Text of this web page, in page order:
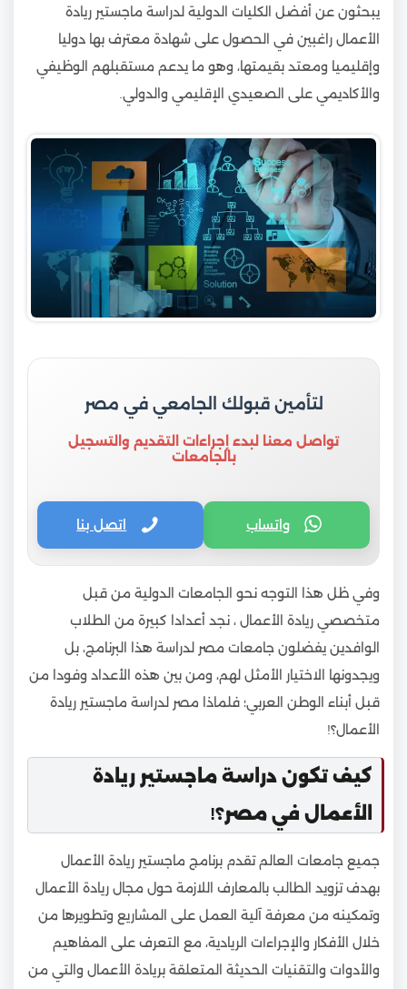
يبحثون عن أفضل الكليات الدولية لدراسة ماجستير ريادة
الأعمال راغبين في الحصول على شهادة معترف بها دوليا
وإقليميا ومعتد بقيمتها، وهو ما يدعم مستقبلهم الوظيفي
والأكاديمي على الصعيدي الإقليمي والدولي.
لتأمين قبولك الجامعي في مصر
تواصل معنا لبدء إجراءات التقديم والتسجيل
بالجامعات
واتساب اتصل بنا
وفي ظل هذا التوجه نحو الجامعات الدولية من قبل
متخصصي ريادة الأعمال ، نجد أعدادا كبيرة من الطلاب
الوافدين يفضلون جامعات مصر لدراسة هذا البرنامج، بل
ويجدونها الاختيار الأمثل لهم، ومن بين هذه الأعداد وفودا من
قبل أبناء الوطن العربي؛ فلماذا مصر لدراسة ماجستير ريادة
الأعمال؟!
كيف تكون دراسة ماجستير ريادة
الأعمال في مصر؟!
جميع جامعات العالم تقدم برنامج ماجستير ريادة الأعمال
بهدف تزويد الطالب بالمعارف اللازمة حول مجال ريادة الأعمال
وتمكينه من معرفة آلية العمل على المشاريع وتطويرها من
خلال الأفكار والإجراءات الريادية، مع التعرف على المفاهيم
والأدوات والتقنيات الحديثة المتعلقة بريادة الأعمال والتي من